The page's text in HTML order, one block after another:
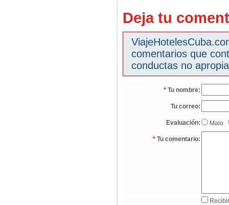
Deja tu
comentarios que
conductas no
* Tu nombre:
Tu correo:
Evaluación: Malo
* Tu comentario: